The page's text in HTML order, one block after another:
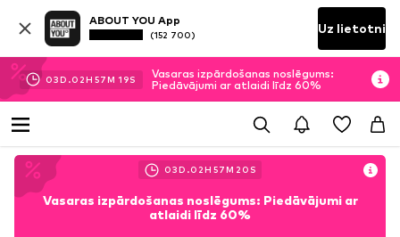
ABOUT YOU App
(152 700) Uz lietotni
03D.02H 57M 17S
Vasaras izpārdošanas noslēgums:
Piedāvājumi ar atlaidi līdz 60%
03D.02H 57M 17 S
Vasaras izpārdošanas noslēgums: Piedāvājumi ar
atlaidi līdz 60%